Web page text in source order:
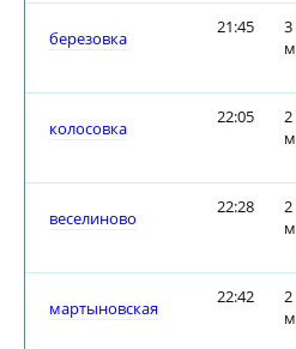
березовка
21:45
3
колосовка
22:05
2
веселиново
22:28
2
мартыновская
22:42
2